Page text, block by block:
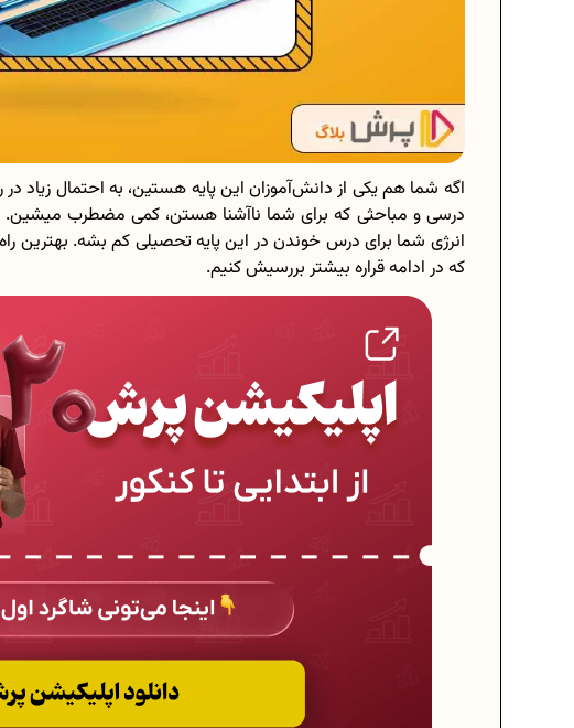
اگه شما هم یکی از دانش‌آموزان این پایه هستین، به احتمال زیاد
درسی و مباحثی که برای شما ناآشنا هستن، کمی مضطرب میشین.
انرژی شما برای درس خوندن در این پایه تحصیلی کم بشه. بهترین
که در ادامه قراره بیشتر بررسیش کنیم.